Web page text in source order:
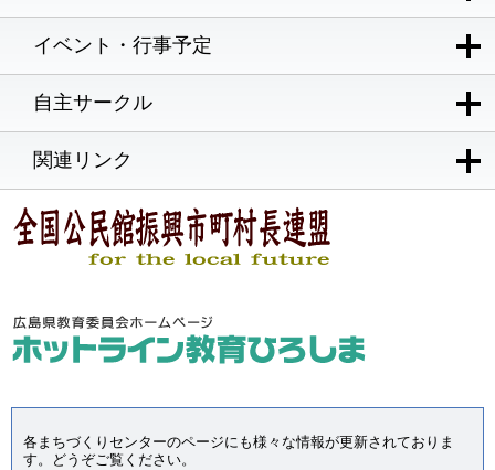
イベント・行事予定
自主サークル
関連リンク
各まちづくりセンターのページにも様々な情報が更新されておりま
す。どうぞご覧ください。